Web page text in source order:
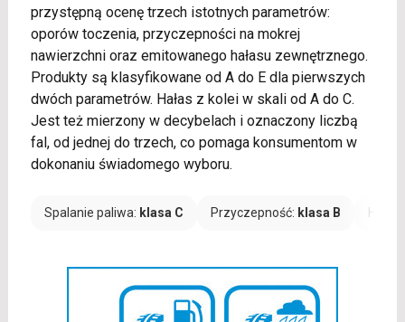
przystępną ocenę trzech istotnych parametrów:
oporów toczenia, przyczepności na mokrej
nawierzchni oraz emitowanego hałasu zewnętrznego.
Produkty są klasyfikowane od A do E dla pierwszych
dwóch parametrów. Hałas z kolei w skali od A do C.
Jest też mierzony w decybelach i oznaczony liczbą
fal, od jednej do trzech, co pomaga konsumentom w
dokonaniu świadomego wyboru.
Spalanie paliwa: klasa C Przyczepność: klasa B